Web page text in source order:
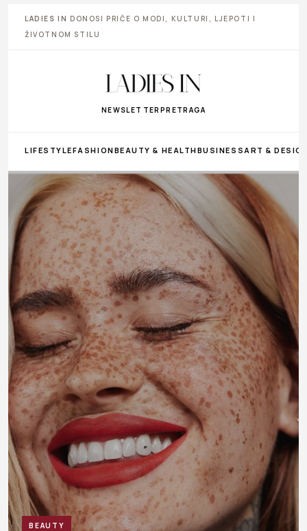
LADIES IN DONOSI PRIČE O MODI, KULTURI, LJEPOTI I
ŽIVOTNOM STILU
NEWSLETTER PRETRAGA
LIFESTYLEFASHIONBEAUTY & HEALTHBUSINESS ART &
BEAUTY